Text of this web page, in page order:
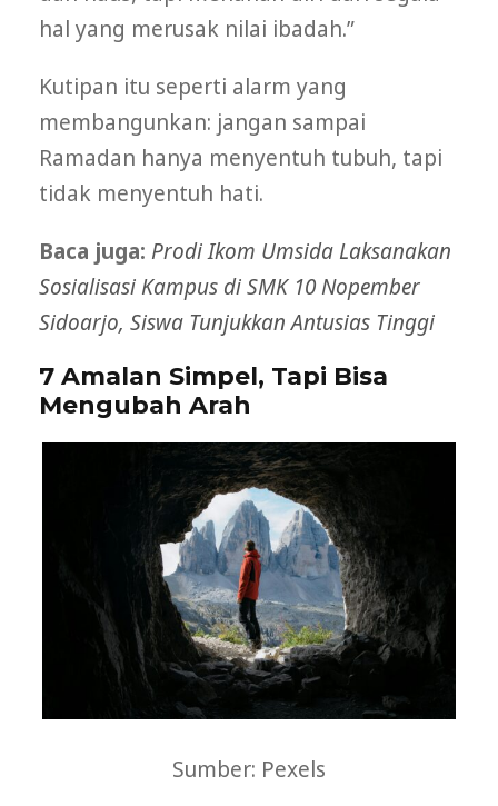
hal yang merusak nilai ibadah.”
Kutipan itu seperti alarm yang
membangunkan: jangan sampai
Ramadan hanya menyentuh tubuh, tapi
tidak menyentuh hati.
Baca juga: Prodi Ikom Umsida Laksanakan
Sosialisasi Kampus di SMK 10 Nopember
Sidoarjo, Siswa Tunjukkan Antusias Tinggi
7 Amalan Simpel, Tapi Bisa
Mengubah Arah
Sumber: Pexels